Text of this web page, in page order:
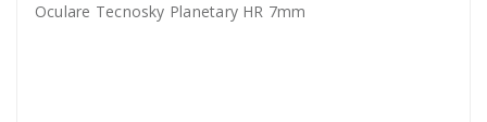
Oculare Tecnosky Planetary HR 7mm